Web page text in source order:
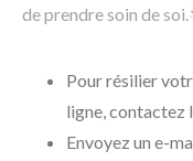
de prendre soin de soi.
Pour résilier
ligne, contactez
Envoyez un e-